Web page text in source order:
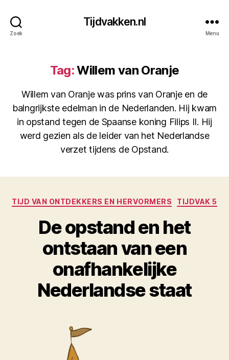
Zoek
Tijdvakken.nl
Menu
Tag:Willem van Oranje
Willem van Oranje was prins van Oranje en de
balngrijkste edelman in de Nederlanden. Hij kwam
in opstand tegen de Spaanse koning Filips II. Hij
werd gezien als de leider van het Nederlandse
verzet tijdens de Opstand.
Categorieën
TIJD VAN ONTDEKKERS EN HERVORMERS TIJDVAK 5
De opstand en het
ontstaan van een
onafhankelijke
Nederlandse staat